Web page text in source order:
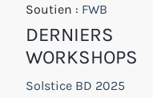
Soutien : FWB
DERNIERS
WORKSHOPS
Solstice BD 2025